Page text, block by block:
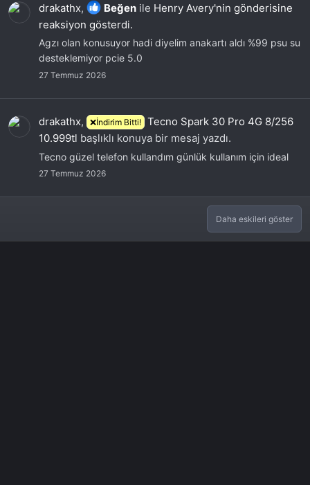
drakathx, Beğen ile Henry Avery'nin gönderisine
reaksiyon gösterdi.
Agzı olan konusuyor hadi diyelim anakartı aldı %99 psu su
desteklemiyor pcie 5.0
27 Temmuz 2026
drakathx, ❌İndirim Bitti!
Tecno Spark 30 Pro 4G 8/256
10.999tl başlıklı konuya bir mesaj yazdı.
Tecno güzel telefon kullandım günlük kullanım için ideal
27 Temmuz 2026
Daha eskileri göster